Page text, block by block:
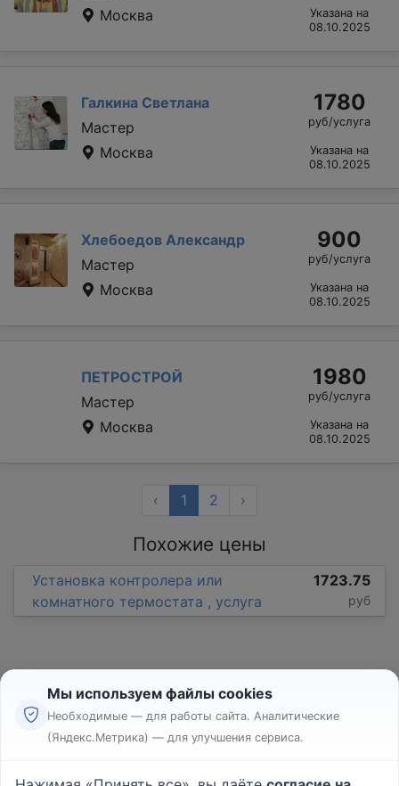
Москва
Указана на
08.10.2025
Галкина Светлана
Мастер
Москва
1780
руб/услуга
Указана на
08.10.2025
Хлебоедов Александр
Мастер
Москва
900
руб/услуга
Указана на
08.10.2025
ПЕТРОСТРОЙ
Мастер
Москва
1980
руб/услуга
Указана на
08.10.2025
‹ 1 2 ›
Похожие цены
Установка контролера или
комнатного термостата , услуга
1723.75
руб
Реклама
Мы используем файлы cookies
Необходимые — для работы сайта. Аналитические
(Яндекс.Метрика) — для улучшения сервиса.